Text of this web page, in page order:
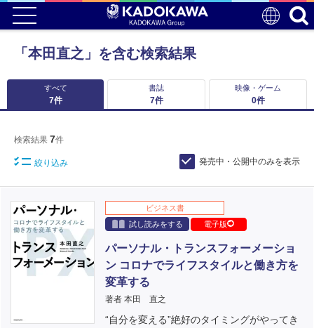
「本田直之」を含む検索結果
すべて
7件
書誌
7件
映像・ゲーム
0件
検索結果 7件
絞り込み 発売中・公開中のみを表示
ビジネス書
試し読みをする
電子版
パーソナル・トランスフォーメーショ
ン コロナでライフスタイルと働き方を
変革する
著者 本田 直之
“自分を変える”絶好のタイミングがやってき